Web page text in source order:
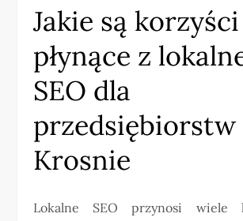
Jakie są korzyści
płynące z
SEO dla
przedsiębiorstw
Krosnie
Lokalne SEO przynosi wiele